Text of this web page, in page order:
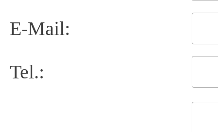
E-Mail:
Tel.: